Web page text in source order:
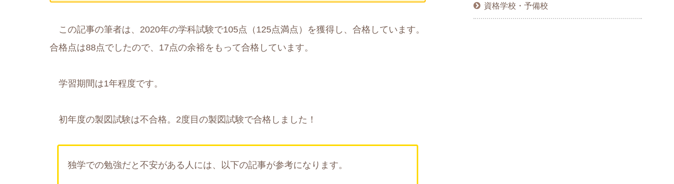
この記事の筆者は、2020年の学科試験で105点（125点満点）を獲得し、合格しています。
合格点は88点でしたので、17点の余裕をもって合格しています。
学習期間は1年程度です。
初年度の製図試験は不合格。2度目の製図試験で合格しました！
独学での勉強だと不安がある人には、以下の記事が参考になります。
資格学校・予備校